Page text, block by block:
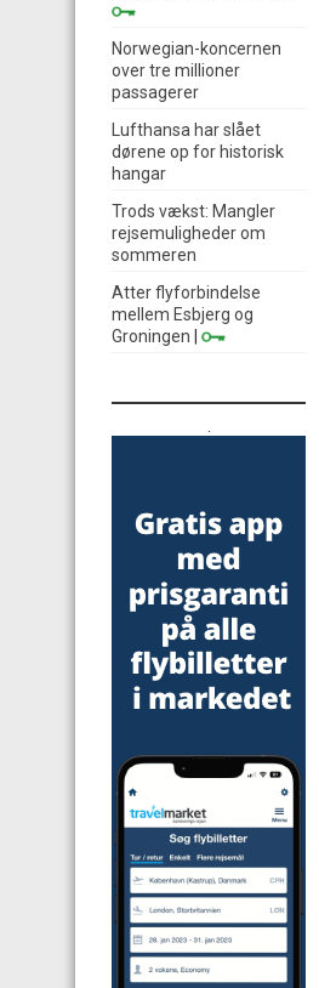
Norwegian-koncernen
over tre millioner
passagerer
Lufthansa har slået
dørene op for historisk
hangar
Trods vækst: Mangler
rejsemuligheder om
sommeren
Atter flyforbindelse
mellem Esbjerg og
Groningen